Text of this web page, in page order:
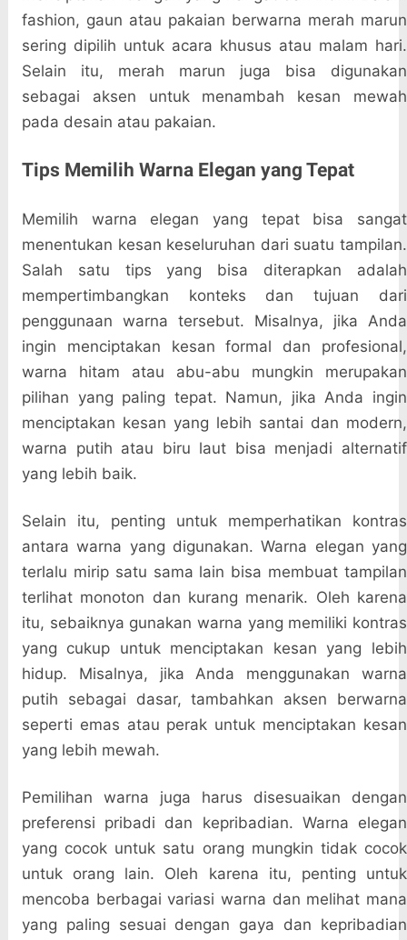
fashion, gaun atau pakaian berwarna merah marun
sering dipilih untuk acara khusus atau malam hari.
Selain itu, merah marun juga bisa digunakan
sebagai aksen untuk menambah kesan mewah
pada desain atau pakaian.
Tips Memilih Warna Elegan yang Tepat
Memilih warna elegan yang tepat bisa sangat
menentukan kesan keseluruhan dari suatu tampilan.
Salah satu tips yang bisa diterapkan adalah
mempertimbangkan konteks dan tujuan dari
penggunaan warna tersebut. Misalnya, jika Anda
ingin menciptakan kesan formal dan profesional,
warna hitam atau abu-abu mungkin merupakan
pilihan yang paling tepat. Namun, jika Anda ingin
menciptakan kesan yang lebih santai dan modern,
warna putih atau biru laut bisa menjadi alternatif
yang lebih baik.
Selain itu, penting untuk memperhatikan kontras
antara warna yang digunakan. Warna elegan yang
terlalu mirip satu sama lain bisa membuat tampilan
terlihat monoton dan kurang menarik. Oleh karena
itu, sebaiknya gunakan warna yang memiliki kontras
yang cukup untuk menciptakan kesan yang lebih
hidup. Misalnya, jika Anda menggunakan warna
putih sebagai dasar, tambahkan aksen berwarna
seperti emas atau perak untuk menciptakan kesan
yang lebih mewah.
Pemilihan warna juga harus disesuaikan dengan
preferensi pribadi dan kepribadian. Warna elegan
yang cocok untuk satu orang mungkin tidak cocok
untuk orang lain. Oleh karena itu, penting untuk
mencoba berbagai variasi warna dan melihat mana
yang paling sesuai dengan gaya dan kepribadian